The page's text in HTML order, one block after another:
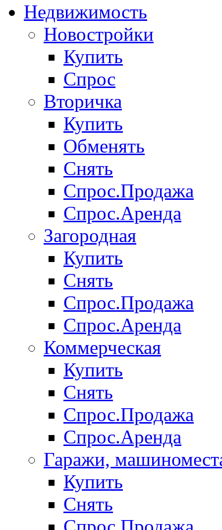
Недвижимость
Новостройки
Купить
Спрос
Вторичка
Купить
Обменять
Снять
Спрос.Продажа
Спрос.Аренда
Загородная
Купить
Снять
Спрос.Продажа
Спрос.Аренда
Коммерческая
Купить
Снять
Спрос.Продажа
Спрос.Аренда
Гаражи,
Купить
Снять